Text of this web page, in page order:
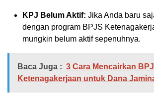
KPJ Belum Aktif: Jika Anda baru
dengan program BPJS
mungkin belum aktif sepenuhnya.
Baca Juga : 3 Cara Mencairkan
Ketenagakerjaan untuk Dana